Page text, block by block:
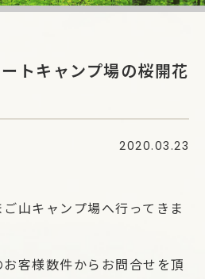
トキャンプ場の桜開花
2020.03.23
山キャンプ場へ行ってきま
客様数件からお問合せを頂